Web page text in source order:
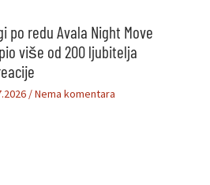
po redu Avala Night Move
više od 200 ljubitelja
Nema komentara